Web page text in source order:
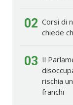
02 Corsi di
chiede
03 Il
rischia
franchi